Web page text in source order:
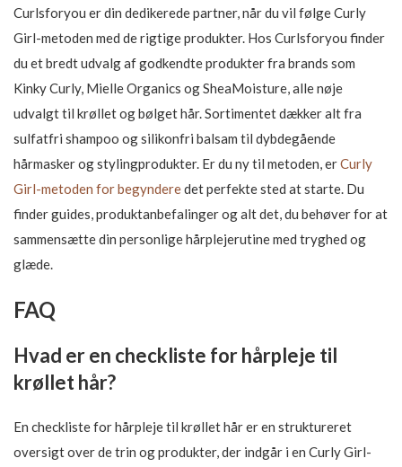
Curlsforyou er din dedikerede partner, når du vil følge Curly
Girl-metoden med de rigtige produkter. Hos Curlsforyou finder
du et bredt udvalg af godkendte produkter fra brands som
Kinky Curly, Mielle Organics og SheaMoisture, alle nøje
udvalgt til krøllet og bølget hår. Sortimentet dækker alt fra
sulfatfri shampoo og silikonfri balsam til dybdegående
hårmasker og stylingprodukter. Er du ny til metoden, erCurly
Girl-metoden for begynderedet perfekte sted at starte. Du
finder guides, produktanbefalinger og alt det, du behøver for at
sammensætte din personlige hårplejerutine med tryghed og
glæde.
FAQ
Hvad er en checkliste for hårpleje til
krøllet hår?
En checkliste for hårpleje til krøllet hår er en struktureret
oversigt over de trin og produkter, der indgår i en Curly Girl-